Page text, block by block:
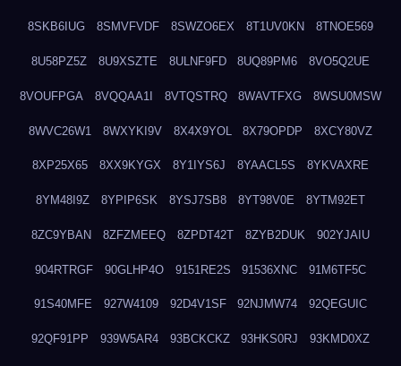
8SKB6IUG 8SMVFVDF 8SWZO6EX 8T1UV0KN 8TNOE569
8U58PZ5Z 8U9XSZTE 8ULNF9FD 8UQ89PM6 8VO5Q2UE
8VOUFPGA 8VQQAA1I 8VTQSTRQ 8WAVTFXG 8WSU0MSW
8WVC26W1 8WXYKI9V 8X4X9YOL 8X79OPDP 8XCY80VZ
8XP25X65 8XX9KYGX 8Y1IYS6J 8YAACL5S 8YKVAXRE
8YM48I9Z 8YPIP6SK 8YSJ7SB8 8YT98V0E 8YTM92ET
8ZC9YBAN 8ZFZMEEQ 8ZPDT42T 8ZYB2DUK 902YJAIU
904RTRGF 90GLHP4O 9151RE2S 91536XNC 91M6TF5C
91S40MFE 927W4109 92D4V1SF 92NJMW74 92QEGUIC
92QF91PP 939W5AR4 93BCKCKZ 93HKS0RJ 93KMD0XZ